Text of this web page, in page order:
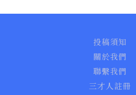
投稿須知
關於我們
聯繫我們
三才人註冊